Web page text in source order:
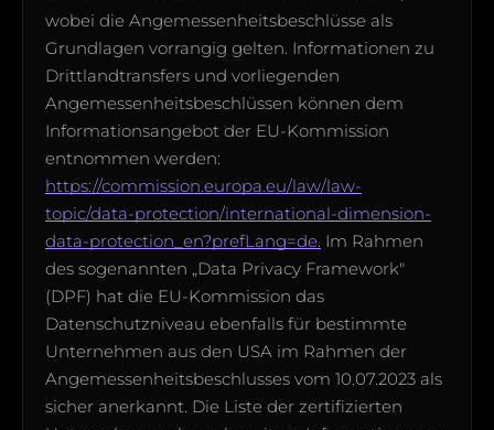
wobei die Angemessenheitsbeschlüsse als
Grundlagen vorrangig gelten. Informationen zu
Drittlandtransfers und vorliegenden
Angemessenheitsbeschlüssen können dem
Informationsangebot der EU-Kommission
entnommen werden:
https://commission.europa.eu/law/law-
topic/data-protection/international-dimension-
data-protection_en?prefLang=de. Im Rahmen
des sogenannten „Data Privacy Framework"
(DPF) hat die EU-Kommission das
Datenschutzniveau ebenfalls für bestimmte
Unternehmen aus den USA im Rahmen der
Angemessenheitsbeschlusses vom 10.07.2023 als
sicher anerkannt. Die Liste der zertifizierten